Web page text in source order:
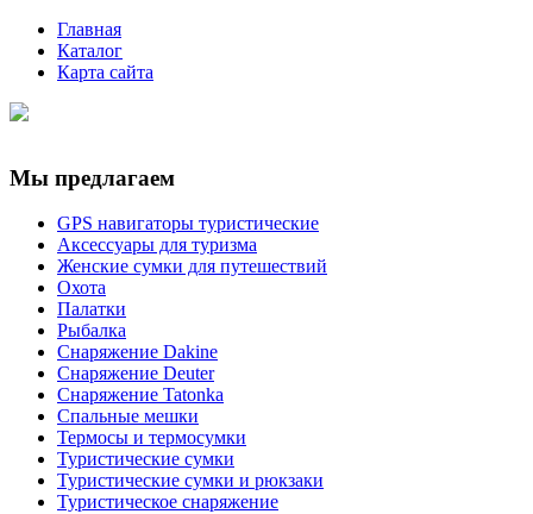
Главная
Каталог
Карта сайта
Мы предлагаем
GPS навигаторы туристические
Аксессуары для туризма
Женские сумки для путешествий
Охота
Палатки
Рыбалка
Снаряжение Dakine
Снаряжение Deuter
Снаряжение Tatonka
Спальные мешки
Термосы и термосумки
Туристические сумки
Туристические сумки и рюкзаки
Туристическое снаряжение